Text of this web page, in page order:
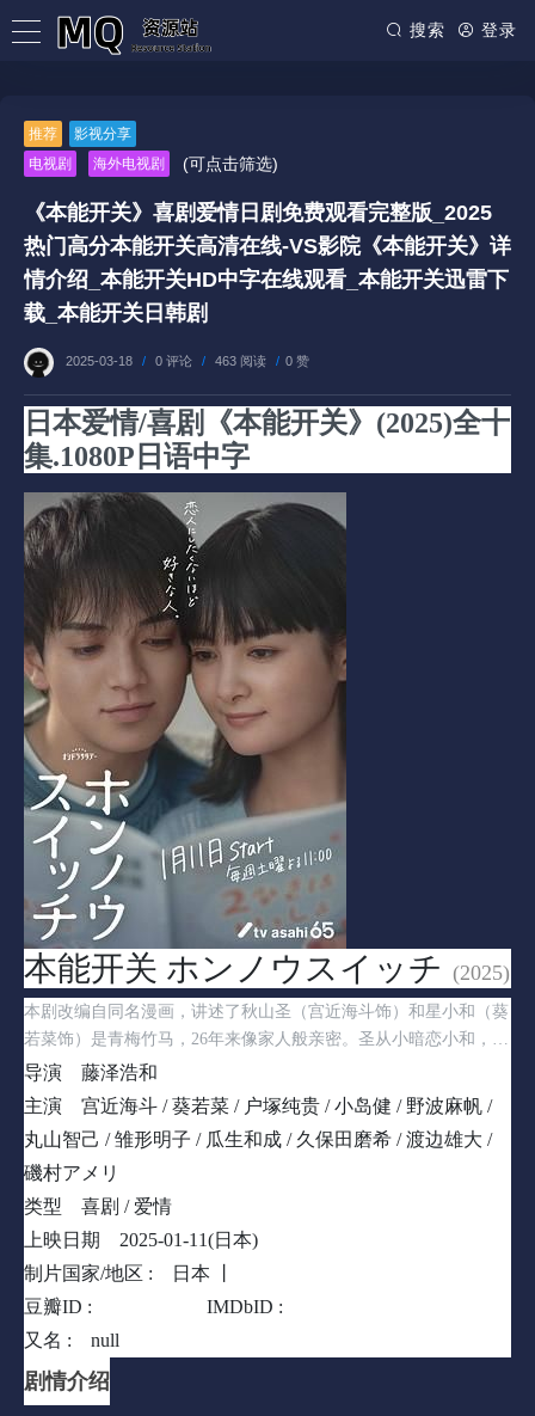
搜索 登录
推荐
影视分享
电视剧
海外电视剧 (可点击筛选)
《本能开关》喜剧爱情日剧免费观看完整版_2025
热门高分本能开关高清在线-VS影院《本能开关》详
情介绍_本能开关HD中字在线观看_本能开关迅雷下
载_本能开关日韩剧
2025-03-18 / 0 评论 / 463 阅读 / 0 赞
日本爱情/喜剧《本能开关》(2025)全十
集.1080P日语中字
本能开关 ホンノウスイッチ (2025)
本剧改编自同名漫画，讲述了秋山圣（宫近海斗饰）和星小和（葵
若菜饰）是青梅竹马，26年来像家人般亲密。圣从小暗恋小和，却
隐藏感情维持现状；小和因中学时目睹圣与恋人分手，害怕关系破
裂，选择封印对圣的情感，决心一辈子做朋友。然而，26岁时的一
晚，两人在醉酒后度过了亲密一夜。圣借此向小和表白多年暗恋，
但小和因坚持青梅竹马的立场而困惑动摇。圣希望关系更进一步，
小和却竭力回避，两人因此陷入复杂的情感纠葛。
导演
藤泽浩和
主演
宫近海斗 / 葵若菜 / 户塚纯贵 / 小岛健 / 野波麻帆 /
丸山智己 / 雏形明子 / 瓜生和成 / 久保田磨希 / 渡边雄大 /
磯村アメリ
类型
喜剧 / 爱情
上映日期
2025-01-11(日本)
制片国家/地区 :
日本 丨
豆瓣ID :
IMDbID :
又名 :
null
剧情介绍